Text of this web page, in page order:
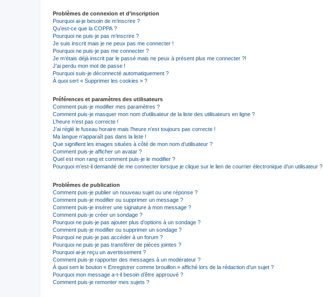
Problèmes de connexion et d’inscription
Pourquoi ai-je besoin de m’inscrire ?
Qu’est-ce que la COPPA ?
Pourquoi ne puis-je pas m’inscrire ?
Je suis inscrit mais je ne peux pas me connecter !
Pourquoi ne puis-je pas me connecter ?
Je m’étais déjà inscrit par le passé mais ne peux à présent plus me connecter ?!
J’ai perdu mon mot de passe !
Pourquoi suis-je déconnecté automatiquement ?
À quoi sert « Supprimer les cookies » ?
Préférences et paramètres des utilisateurs
Comment puis-je modifier mes paramètres ?
Comment puis-je masquer mon nom d’utilisateur de la liste des utilisateurs en ligne ?
L’heure n’est pas correcte !
J’ai réglé le fuseau horaire mais l’heure n’est toujours pas correcte !
Ma langue n’apparaît pas dans la liste !
Que signifient les images situées à côté de mon nom d’utilisateur ?
Comment puis-je afficher un avatar ?
Quel est mon rang et comment puis-je le modifier ?
Pourquoi m’est-il demandé de me connecter lorsque je clique sur le lien de courrier électronique d’un utilisateur ?
Problèmes de publication
Comment puis-je publier un nouveau sujet ou une réponse ?
Comment puis-je modifier ou supprimer un message ?
Comment puis-je insérer une signature à mon message ?
Comment puis-je créer un sondage ?
Pourquoi ne puis-je pas ajouter plus d’options à un sondage ?
Comment puis-je modifier ou supprimer un sondage ?
Pourquoi ne puis-je pas accéder à un forum ?
Pourquoi ne puis-je pas transférer de pièces jointes ?
Pourquoi ai-je reçu un avertissement ?
Comment puis-je rapporter des messages à un modérateur ?
À quoi sert le bouton « Enregistrer comme brouillon » affiché lors de la rédaction d’un sujet ?
Pourquoi mon message a-t-il besoin d’être approuvé ?
Comment puis-je remonter mes sujets ?